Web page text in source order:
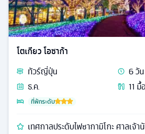
โตเกียว โอซาก้า
ทัวร์ญี่ปุ่น 6วัน
ธ.ค.
11 มื้
ที่พักระดับ
เทศกาลประดับไฟซากามิโกะ ศาลเจ้า